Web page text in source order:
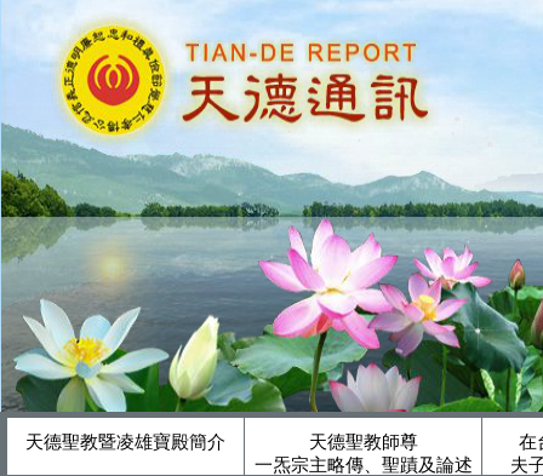
天德聖教暨凌雄寶殿簡介
天德聖教師尊
一炁宗主略傳、聖蹟及論述
在
夫